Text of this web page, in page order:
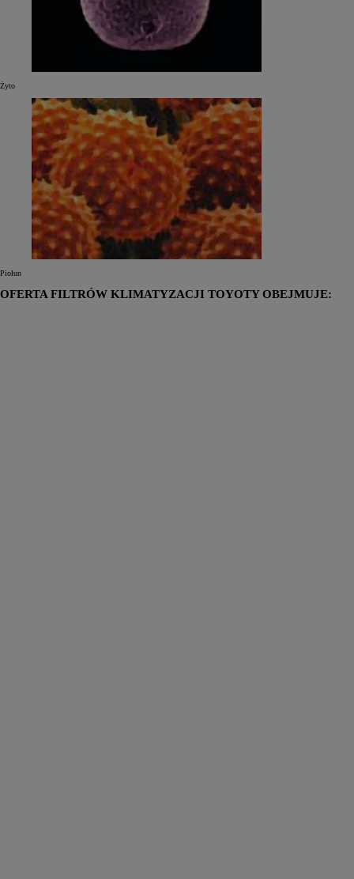
Żyto
Piołun
OFERTA FILTRÓW KLIMATYZACJI TOYOTY OBEJMUJE: